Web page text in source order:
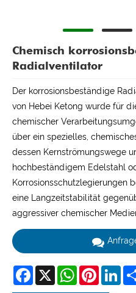
Chemisch
Radialventilator
Der korrosionsbeständige
von Hebei Ketong wurde für
chemischer
über ein spezielles,
dessen Kernströmungswege
hochbeständigem Edelstahl
Korrosionsschutzlegierungen
eine Langzeitstabilität
aggressiver chemischer
Facebook
X WhatsAppPinterest